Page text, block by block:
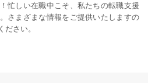
忙しい在職中こそ、私たちの転職支援
さまざまな情報をご提供いたしますの
ださい。